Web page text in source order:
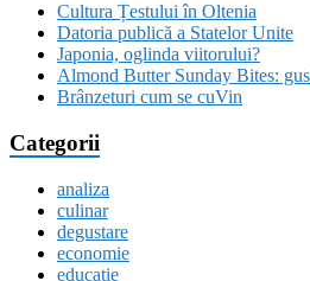
Cultura Țestului în Oltenia
Datoria publică a Statelor Unite
Japonia, oglinda viitorului?
Almond Butter Sunday Bites:
Brânzeturi cum se cuVin
Categorii
analiza
culinar
degustare
economie
educatie